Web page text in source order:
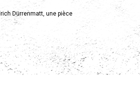
Dürrenmatt, une pièce